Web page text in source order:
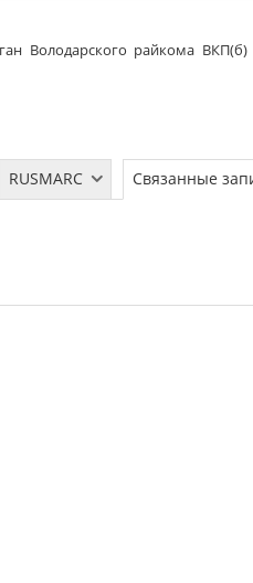
Володарского райкома ВКП(б)
RUSMARC Связанные